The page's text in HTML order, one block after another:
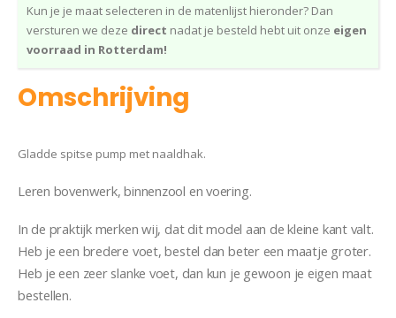
Kun je je maat selecteren in de matenlijst hieronder? Dan
versturen we deze direct nadat je besteld hebt uit onze eigen
voorraad in Rotterdam!
Omschrijving
Gladde spitse pump met naaldhak.
Leren bovenwerk, binnenzool en voering.
In de praktijk merken wij, dat dit model aan de kleine kant valt.
Heb je een bredere voet, bestel dan beter een maatje groter.
Heb je een zeer slanke voet, dan kun je gewoon je eigen maat
bestellen.